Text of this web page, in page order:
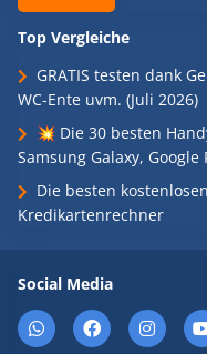
Top Vergleiche
GRATIS testen dank
WC-Ente uvm. (Juli 2026)
💥 Die 30 besten
Samsung Galaxy,
Die besten
Kredikartenrechner
Social Media